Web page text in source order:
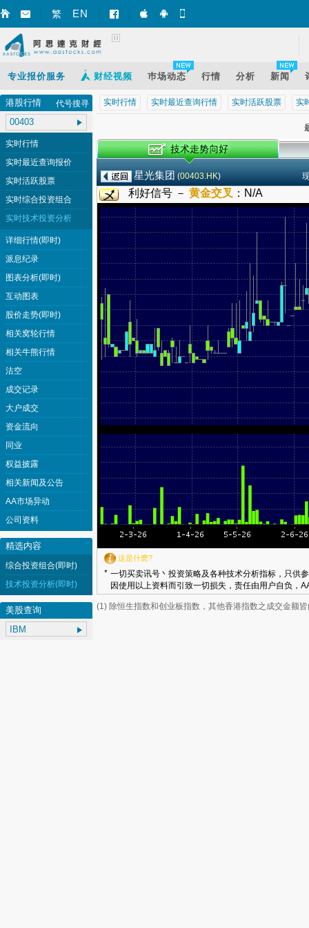
繁 EN 智财迅 (iPhone)
智财迅 (Android)
专业报价服务 财经视频 巿场动态 行情 分析 新闻
实时行情 实时最近查询行情 实时活跃股票 实
星光集团 (00403.HK)
利好信号 － 黄金交叉 ： N/A
这是什麽?
* 一切买卖讯号丶投资策略及各种技术分析指标，只供
因使用以上资料而引致一切损失，责任由用户自负，
(1) 除恒生指数和创业板指数，其他香港指数之成交金额
港股行情 代号搜寻
实时行情
实时最近查询报价
实时活跃股票
实时综合投资组合
实时技术投资分析
详细行情(即时)
派息纪录
图表分析(即时)
互动图表
股价走势(即时)
相关窝轮行情
相关牛熊行情
沽空
成交记录
大户成交
资金流向
同业
权益披露
相关新闻及公告
AA市场异动
公司资料
精选内容
综合投资组合(即时)
技术投资分析(即时)
美股查询